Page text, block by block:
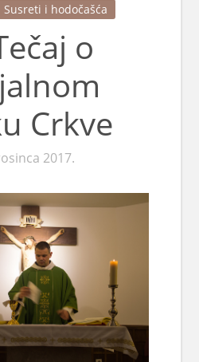
Susreti i hodočašća
o
Crkve
2017.